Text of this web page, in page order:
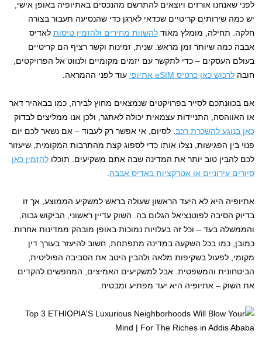
לפני שאנחנו אורזים ויוצאים להתרשם מהנכסים באתיופיה באופן אישי,
יש כמה שירותים קריטיים שכדאי לארגן כדי שהנסיעה תעבור בצורה
חלקה. תחילה, מומלץ מאודלהשוות מחירים ולהזמין טיסות לאדיס
אבבה כמה שיותר זמן מראש. שנית, זמינות וקשר רציף הם קריטיים
בעולם העסקים – כדי לתקשר עם יזמים מקומיים ולנווט אל הפרויקטים,
חובהלרכוש כאן כרטיס eSIM אתיופי עוד לפני ההמראה.
אם בכוונתכם לסייר בפרויקטים שנמצאים מחוץ לבירה, כמו בבאהיר דאר
או האווהסה, התניידות עצמאית יכולה לאתגר, ולכן אנו ממליצים לבדוק
כאן בנוגע להשכרת רכב . לסיום, אי אפשר רק לעבוד – אם נשאר לכם יום
פנוי בין הפגישות, נצלו אותו כדי לספוג קצת מהתרבות המקומית, שיעזור
לכם להבין טוב יותר את המדינה שבה אתם משקיעים. תוכלולהזמין כאן
סיורים עירוניים או אטרקציות באדיס אבבה
אתיופיה היא לא היעד הראשון שעולה בראש למשקיע הממוצע, אך זו
בדיוק הסיבה לפוטנציאל הגלום בה. השוק עדיין ראשוני, הביקוש גבוה,
והממשלה בעד – וכל זה בעלויות נמוכות באופן מובהק ממדינות אחרות.
כמובן, כמו בכל השקעה במדינה מתפתחת, חשוב להיעזר בעורך דין
מקומי, לפעול בשקיפות מלאה ולהבין היטב את הסביבה הפוליטית,
הביטחונית והמשפטית. אבל למשקיעים האמיצים, המחפשים להקדים
את השוק – אתיופיה היא יעד מפתיע ומבטיח.